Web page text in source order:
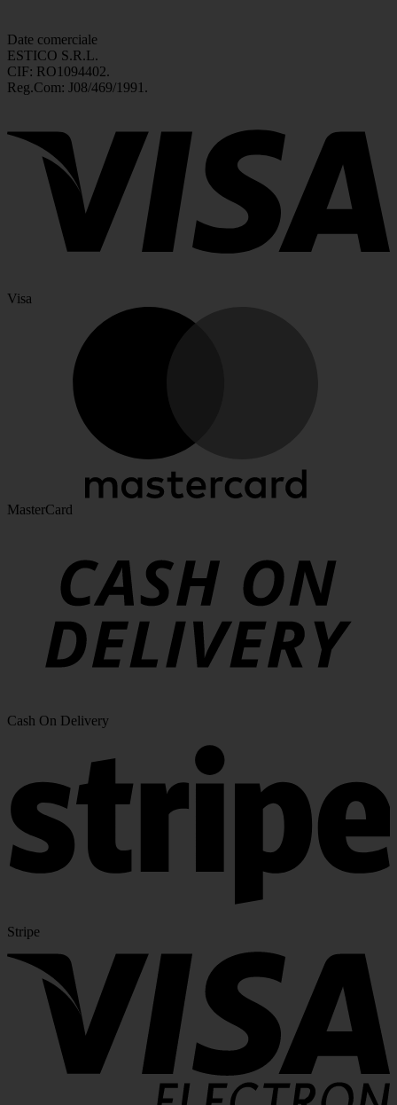
Date comerciale
ESTICO S.R.L.
CIF: RO1094402.
Reg.Com: J08/469/1991.
Visa
MasterCard
Cash On Delivery
Stripe